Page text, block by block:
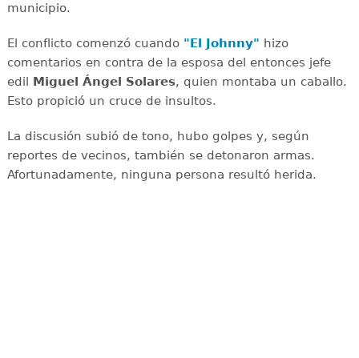
municipio.
El conflicto comenzó cuando "El Johnny" hizo
comentarios en contra de la esposa del entonces jefe
edil Miguel Ángel Solares, quien montaba un caballo.
Esto propició un cruce de insultos.
La discusión subió de tono, hubo golpes y, según
reportes de vecinos, también se detonaron armas.
Afortunadamente, ninguna persona resultó herida.